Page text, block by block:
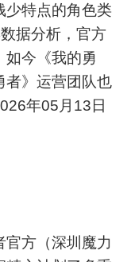
少特点的角色类
据分析，官方
如今《我的勇
者》运营团队也
年05月13日
方（深圳魔力